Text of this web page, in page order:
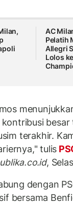
AC
Pelatih
Allegri
Lolos
terakhir.
tulis
,
dengan
bersama